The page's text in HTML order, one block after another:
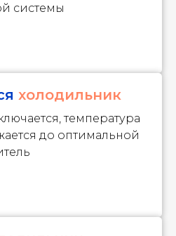
системы
холодильник
температура
до оптимальной